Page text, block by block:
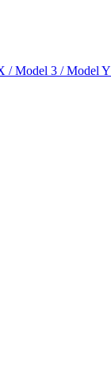
/ Model 3 / Model Y